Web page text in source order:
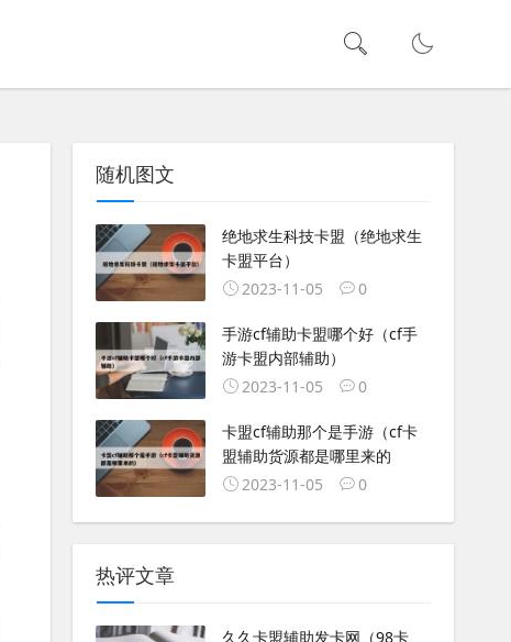
随机图文
绝地求生科技卡盟（绝地求生
卡盟平台）
2023-11-05
0
手游cf辅助卡盟哪个好（cf手
游卡盟内部辅助）
2023-11-05
0
卡盟cf辅助那个是手游（cf卡
盟辅助货源都是哪里来的
2023-11-05
0
热评文章
久久卡盟辅助发卡网（98卡